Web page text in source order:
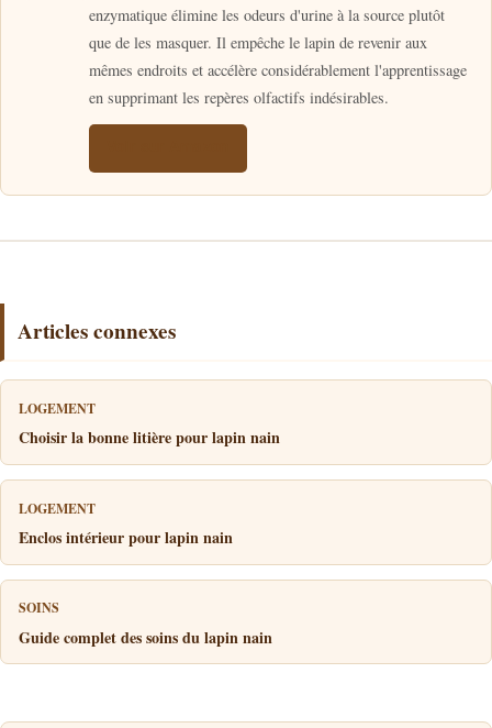
enzymatique élimine les odeurs d'urine à la source plutôt
que de les masquer. Il empêche le lapin de revenir aux
mêmes endroits et accélère considérablement l'apprentissage
en supprimant les repères olfactifs indésirables.
Articles connexes
LOGEMENT
Choisir la bonne litière pour lapin nain
LOGEMENT
Enclos intérieur pour lapin nain
SOINS
Guide complet des soins du lapin nain